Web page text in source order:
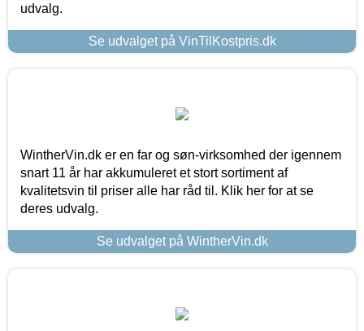
udvalg.
Se udvalget på VinTilKostpris.dk
WintherVin.dk er en far og søn-virksomhed der igennem
snart 11 år har akkumuleret et stort sortiment af
kvalitetsvin til priser alle har råd til. Klik her for at se
deres udvalg.
Se udvalget på WintherVin.dk